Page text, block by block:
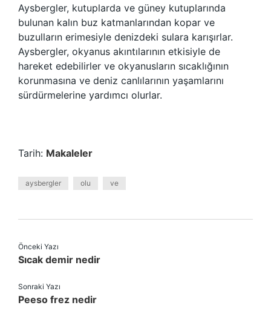
Aysbergler, kutuplarda ve güney kutuplarında
bulunan kalın buz katmanlarından kopar ve
buzulların erimesiyle denizdeki sulara karışırlar.
Aysbergler, okyanus akıntılarının etkisiyle de
hareket edebilirler ve okyanusların sıcaklığının
korunmasına ve deniz canlılarının yaşamlarını
sürdürmelerine yardımcı olurlar.
Tarih: Makaleler
aysbergler olu ve
Önceki Yazı
Sıcak demir nedir
Sonraki Yazı
Peeso frez nedir